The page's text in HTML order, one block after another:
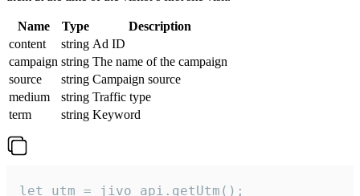
Name Type
Description
content
string Ad ID
campaign string The name of the campaign
source
string Campaign source
medium
string Traffic type
term
string Keyword
let utm = jivo_api.getUtm();